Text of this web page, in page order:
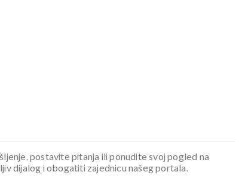
postavite pitanja ili ponudite svoj pogled na
dijalog i obogatiti zajednicu našeg portala.